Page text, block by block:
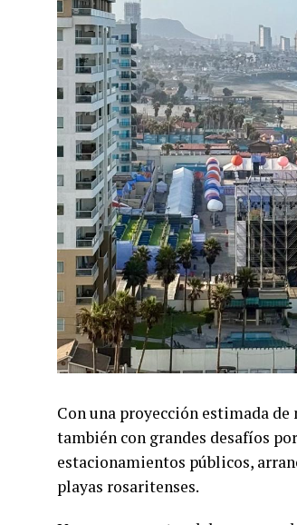
Con una proyección estimada
también con grandes desafíos
estacionamientos públicos,
playas rosaritenses.